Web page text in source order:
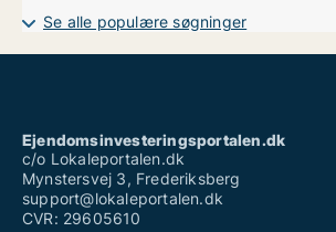
Se alle populære søgninger
Ejendomsinvesteringsportalen.dk
c/o Lokaleportalen.dk
Mynstersvej 3, Frederiksberg
support@lokaleportalen.dk
CVR: 29605610